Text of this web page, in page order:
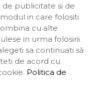
prelucrarea
și
cookie-urilor
publicitate si de
in care folositi
cu alte
in urma folosirii
sa continuati să
de acord cu
Politica de